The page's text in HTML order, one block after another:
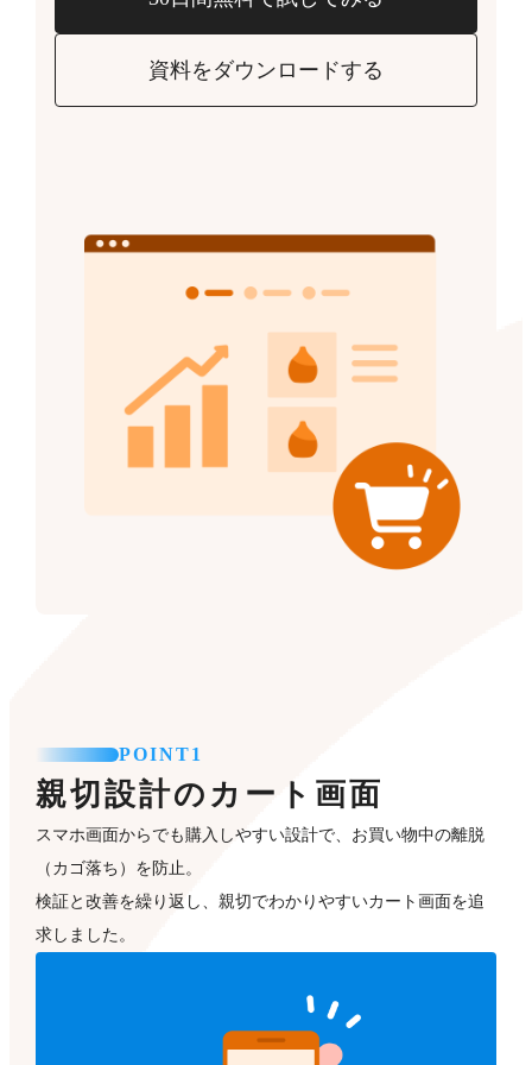
資料をダウンロードする
POINT1
親切設計のカート画面
スマホ画面からでも購入しやすい設計で、お買い物中の離脱
（カゴ落ち）を防止。
検証と改善を繰り返し、親切でわかりやすいカート画面を追
求しました。